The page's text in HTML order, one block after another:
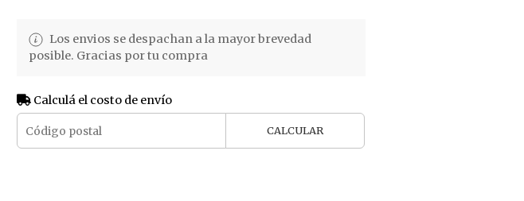
Los envios se despachan a la mayor brevedad
posible. Gracias por tu compra
Calculá el costo de envío
CALCULAR